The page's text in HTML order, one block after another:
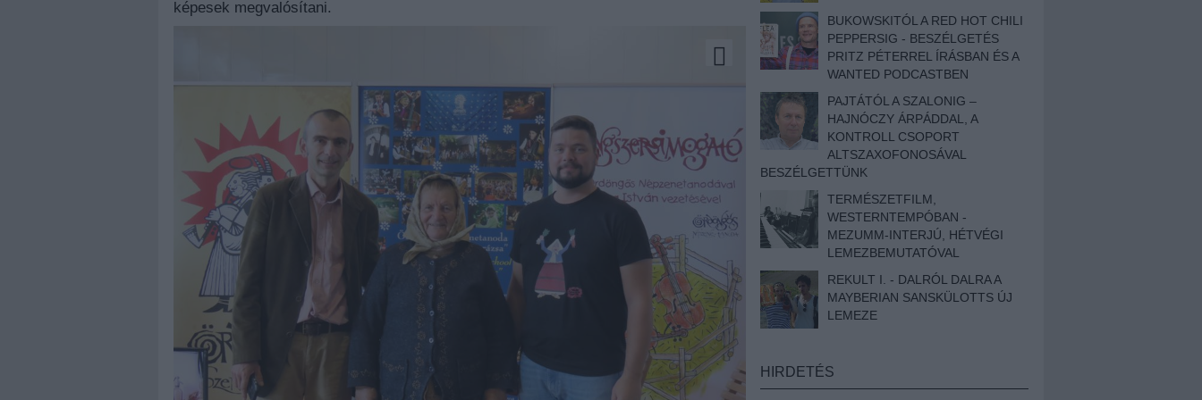
képesek megvalósítani.
BUKOWSKITÓL A RED HOT CHILI
PEPPERSIG - BESZÉLGETÉS
PRITZ PÉTERREL ÍRÁSBAN ÉS A
WANTED PODCASTBEN
PAJTÁTÓL A SZALONIG –
HAJNÓCZY ÁRPÁDDAL, A
KONTROLL CSOPORT
ALTSZAXOFONOSÁVAL
BESZÉLGETTÜNK
TERMÉSZETFILM,
WESTERNTEMPÓBAN -
MEZUMM-INTERJÚ, HÉTVÉGI
LEMEZBEMUTATÓVAL
REKULT I. - DALRÓL DALRA A
MAYBERIAN SANSKÜLOTTS ÚJ
LEMEZE
HIRDETÉS